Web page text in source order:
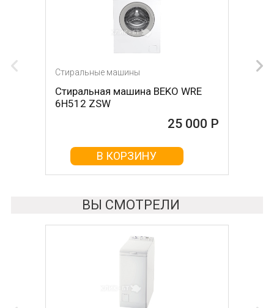
Стиральные машины
Стиральная машина BEKO WRE
6H512 ZSW
25 000 Р
В КОРЗИНУ
Стиральные машины
Стиральная машина LG
F4J6VN0W
25 000 Р
В КОРЗИНУ
ВЫ СМОТРЕЛИ